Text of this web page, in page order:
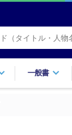
一般書